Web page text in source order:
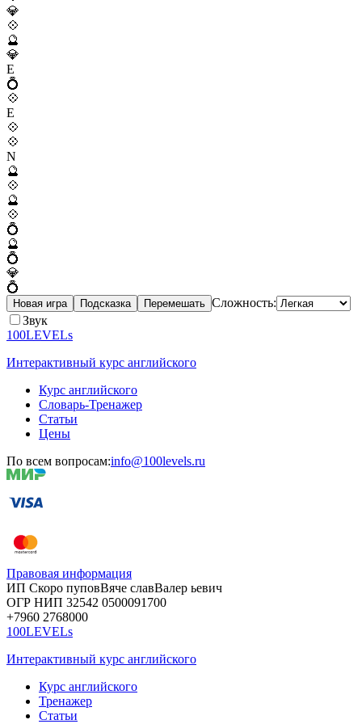
💎
💠
🔮
💎
E
💍
💠
E
💠
💠
N
🔮
💠
🔮
💠
💍
🔮
💍
💎
💍
Новая игра Подсказка Перемешать Сложность:
Звук
100LEVELs
Интерактивный курс английского
Курс английского
Словарь-Тренажер
Статьи
Цены
По всем вопросам:info@100levels.ru
Правовая информация
ИП Скоро пуповВяче славВалер ьевич
ОГР НИП 32542 0500091700
+7960 2768000
100LEVELs
Интерактивный курс английского
Курс английского
Тренажер
Статьи